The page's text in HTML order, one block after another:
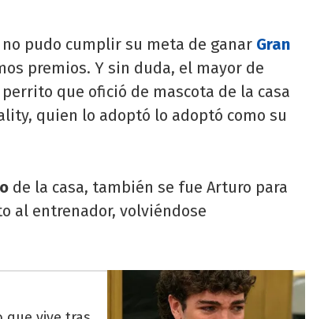
no pudo cumplir su meta de ganar Gran
premios. Y sin duda, el mayor de
perrito que ofició de mascota de la casa
quien lo adoptó lo adoptó como su
de la casa, también se fue Arturo para
al entrenador, volviéndose